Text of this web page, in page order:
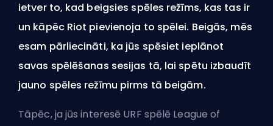
ietver to, kad beigsies spēles režīms, kas tas ir
un kāpēc Riot pievienoja to spēlei. Beigās, mēs
esam pārliecināti, ka jūs spēsiet ieplānot
savas spēlēšanas sesijas tā, lai spētu izbaudīt
jauno spēles režīmu pirms tā beigām.
Tāpēc, ja jūs interesē URF spēlē League of